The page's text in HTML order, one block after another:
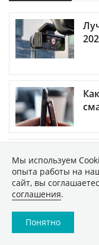
Мы используем
опыта работы на
сайт, вы
соглашения.
Понятно